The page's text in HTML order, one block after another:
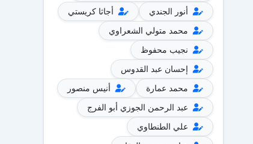
أنور الجندي
أجاثا كريستي
محمد متولي الشعراوي
نجيب محفوظ
إحسان عبد القدوس
محمد عمارة
أنيس منصور
عبد الرحمن الجوزي أبو الفرج
علي الطنطاوي